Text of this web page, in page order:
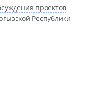
проектов
Республики